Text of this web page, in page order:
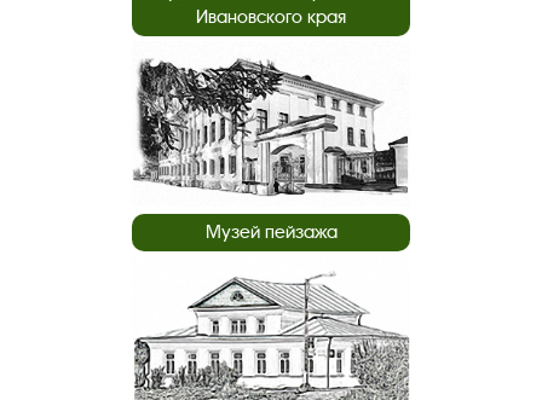
Ивановского края
Музей пейзажа